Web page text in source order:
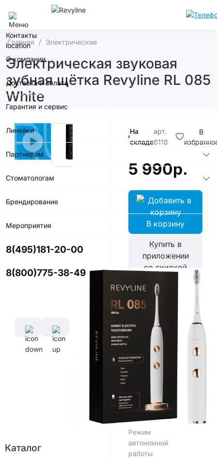
Контакты
О компании
Доставка и оплата
Гарантия и сервис
Линейки
Партнерам
Стоматологам
Брендирование
Мероприятия
8(495)181-20-00
8(800)775-38-49
Каталог
Главная Электрические
Электрическая звуковая
зубная щётка Revyline RL 085
White
На
складе
арт.
8118
В
5 990р.
В корзину
Купить в
приложении
со скидкой
Цвет
Характеристики
Время полной
зарядки
аккумулятора
Диаметр
щетины,
мм
0,1 мм
Длина
щетины,
мм
11 мм
Режим
автономной
работы